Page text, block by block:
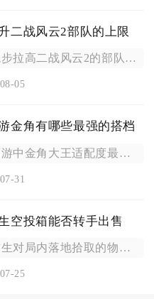
二战风云2部队的上限
想要稳步拉高二战风云2的部队上限，需要同步推进战场编制解锁、...
05
金角有哪些最强的搭档
乱斗西游中金角大王适配度最高的搭档分为四类，分别是哪吒、赤虎...
31
空投箱能否转手出售
绝地求生对局内落地拾取的物资空投箱无法转手出售，仓库内未开启...
25